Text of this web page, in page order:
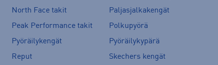
North Face takit
Paljasjalkakengät
Peak Performance takit
Polkupyörä
Pyöräilykengät
Pyöräilykypärä
Reput
Skechers kengät